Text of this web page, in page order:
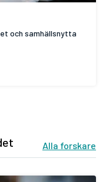
och samhällsnytta
Alla forskare